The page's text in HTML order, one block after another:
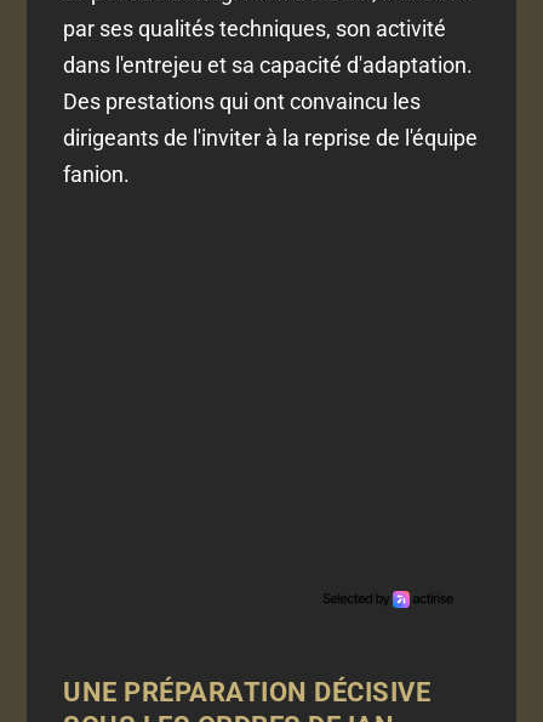
par ses qualités techniques, son activité
dans l'entrejeu et sa capacité d'adaptation.
Des prestations qui ont convaincu les
dirigeants de l'inviter à la reprise de l'équipe
fanion.
UNE PRÉPARATION DÉCISIVE